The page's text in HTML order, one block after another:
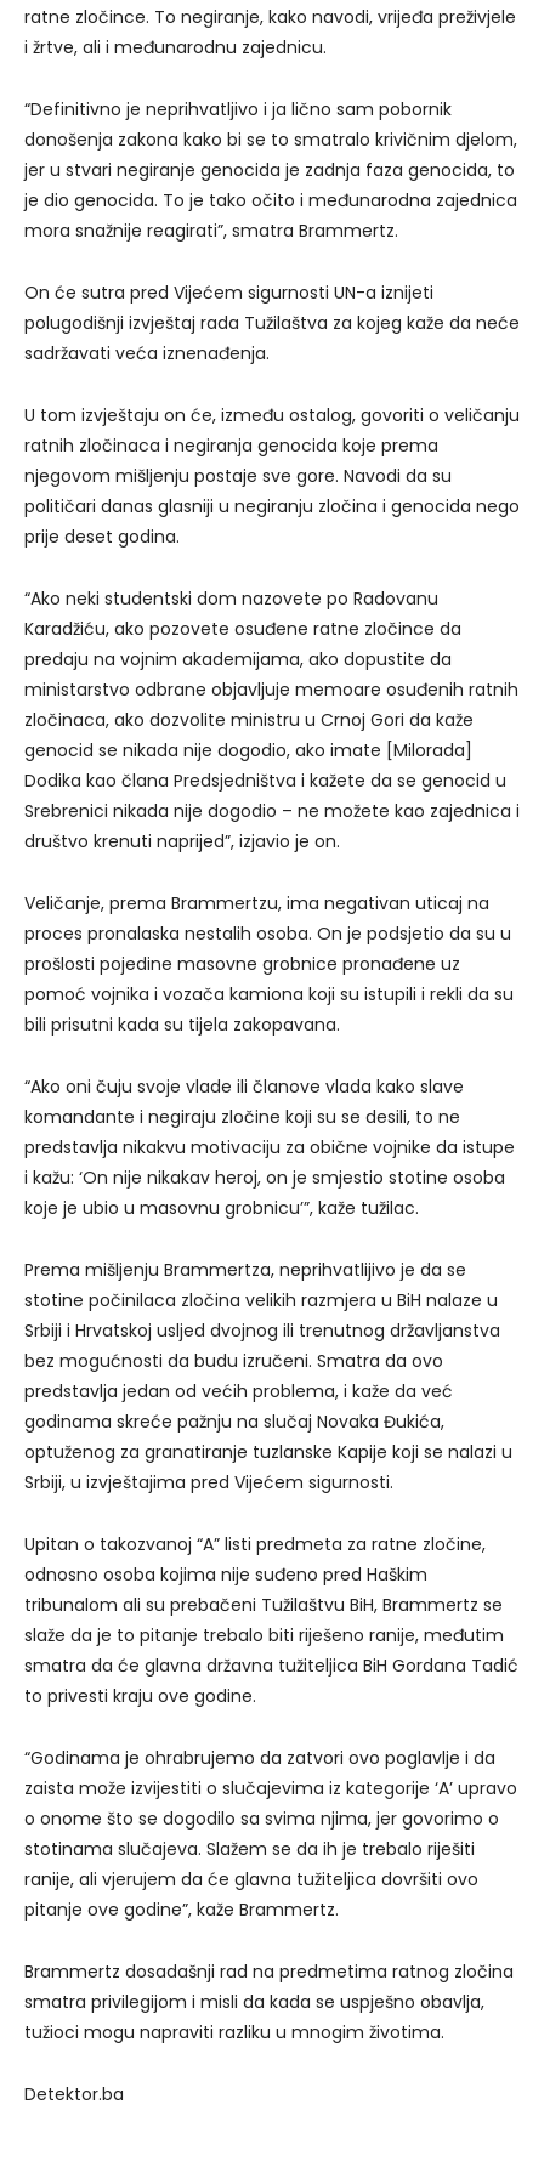
ratne zločince. To negiranje, kako navodi, vrijeđa preživjele
i žrtve, ali i međunarodnu zajednicu.
“Definitivno je neprihvatljivo i ja lično sam pobornik
donošenja zakona kako bi se to smatralo krivičnim djelom,
jer u stvari negiranje genocida je zadnja faza genocida, to
je dio genocida. To je tako očito i međunarodna zajednica
mora snažnije reagirati”, smatra Brammertz.
On će sutra pred Vijećem sigurnosti UN-a iznijeti
polugodišnji izvještaj rada Tužilaštva za kojeg kaže da neće
sadržavati veća iznenađenja.
U tom izvještaju on će, između ostalog, govoriti o veličanju
ratnih zločinaca i negiranja genocida koje prema
njegovom mišljenju postaje sve gore. Navodi da su
političari danas glasniji u negiranju zločina i genocida nego
prije deset godina.
“Ako neki studentski dom nazovete po Radovanu
Karadžiću, ako pozovete osuđene ratne zločince da
predaju na vojnim akademijama, ako dopustite da
ministarstvo odbrane objavljuje memoare osuđenih ratnih
zločinaca, ako dozvolite ministru u Crnoj Gori da kaže
genocid se nikada nije dogodio, ako imate [Milorada]
Dodika kao člana Predsjedništva i kažete da se genocid u
Srebrenici nikada nije dogodio – ne možete kao zajednica i
društvo krenuti naprijed”, izjavio je on.
Veličanje, prema Brammertzu, ima negativan uticaj na
proces pronalaska nestalih osoba. On je podsjetio da su u
prošlosti pojedine masovne grobnice pronađene uz
pomoć vojnika i vozača kamiona koji su istupili i rekli da su
bili prisutni kada su tijela zakopavana.
“Ako oni čuju svoje vlade ili članove vlada kako slave
komandante i negiraju zločine koji su se desili, to ne
predstavlja nikakvu motivaciju za obične vojnike da istupe
i kažu: ‘On nije nikakav heroj, on je smjestio stotine osoba
koje je ubio u masovnu grobnicu’”, kaže tužilac.
Prema mišljenju Brammertza, neprihvatlijivo je da se
stotine počinilaca zločina velikih razmjera u BiH nalaze u
Srbiji i Hrvatskoj usljed dvojnog ili trenutnog državljanstva
bez mogućnosti da budu izručeni. Smatra da ovo
predstavlja jedan od većih problema, i kaže da već
godinama skreće pažnju na slučaj Novaka Đukića,
optuženog za granatiranje tuzlanske Kapije koji se nalazi u
Srbiji, u izvještajima pred Vijećem sigurnosti.
Upitan o takozvanoj “A” listi predmeta za ratne zločine,
odnosno osoba kojima nije suđeno pred Haškim
tribunalom ali su prebačeni Tužilaštvu BiH, Brammertz se
slaže da je to pitanje trebalo biti riješeno ranije, međutim
smatra da će glavna državna tužiteljica BiH Gordana Tadić
to privesti kraju ove godine.
“Godinama je ohrabrujemo da zatvori ovo poglavlje i da
zaista može izvijestiti o slučajevima iz kategorije ‘A’ upravo
o onome što se dogodilo sa svima njima, jer govorimo o
stotinama slučajeva. Slažem se da ih je trebalo riješiti
ranije, ali vjerujem da će glavna tužiteljica dovršiti ovo
pitanje ove godine”, kaže Brammertz.
Brammertz dosadašnji rad na predmetima ratnog zločina
smatra privilegijom i misli da kada se uspješno obavlja,
tužioci mogu napraviti razliku u mnogim životima.
Detektor.ba